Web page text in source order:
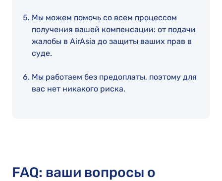
Мы можем помочь со всем процессом
получения вашей компенсации: от подачи
жалобы в AirAsia до защиты ваших прав в
суде.
Мы работаем без предоплаты, поэтому для
вас нет никакого риска.
FAQ: ваши вопросы о